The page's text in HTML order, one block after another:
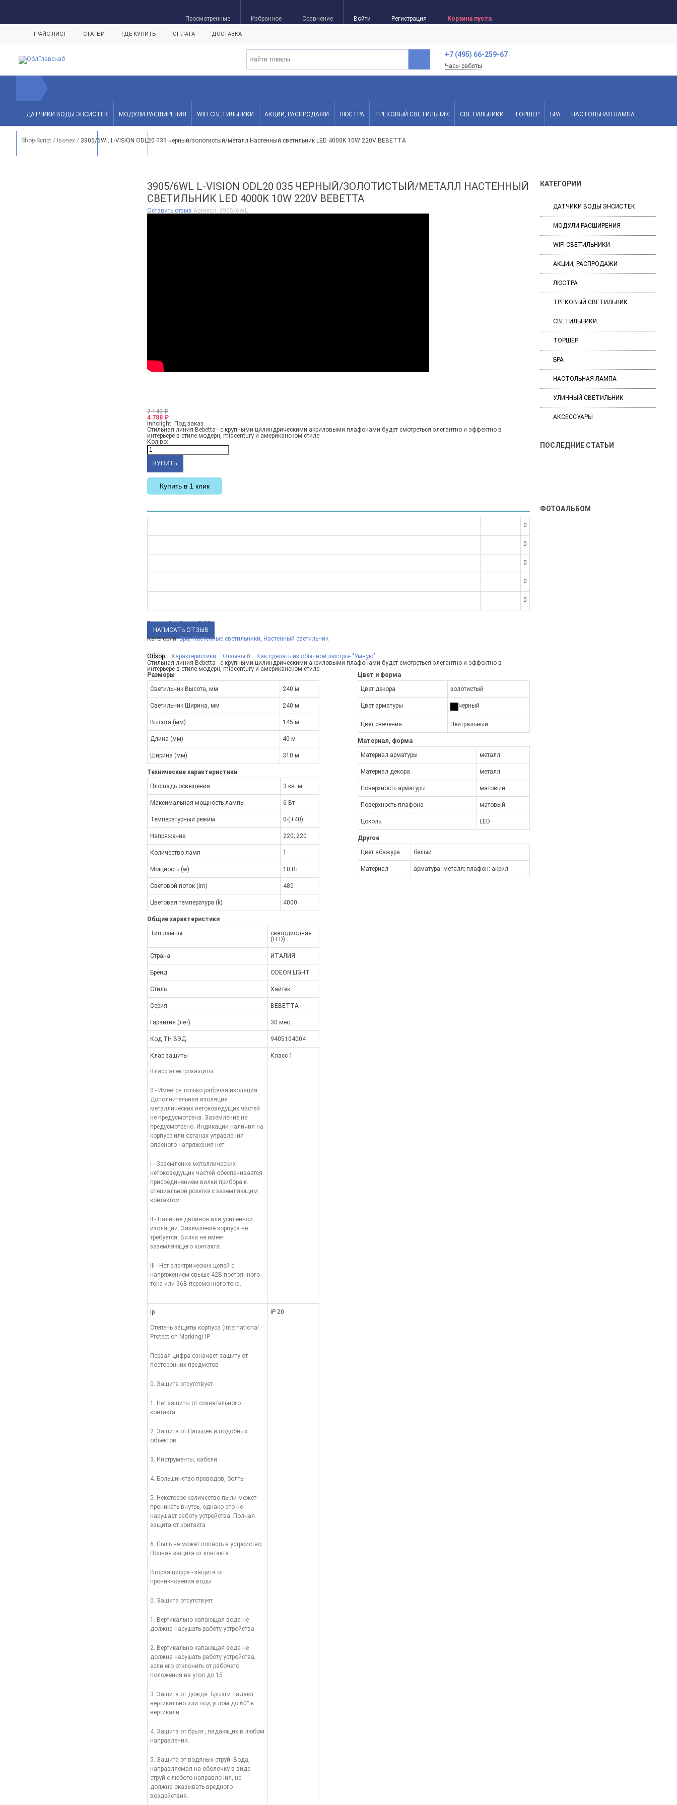
Просмотренные Избранное Сравнение Войти Регистрация Корзина пуста
ПРАЙС ЛИСТ СТАТЬИ ГДЕ КУПИТЬ ОПЛАТА ДОСТАВКА
+7 (495) 66-259-67
Часы работы
ДАТЧИКИ ВОДЫ ЭНСИСТЕК МОДУЛИ РАСШИРЕНИЯ WIFI СВЕТИЛЬНИКИ АКЦИИ, РАСПРОДАЖИ ЛЮСТРА ТРЕКОВЫЙ СВЕТИЛЬНИК СВЕТИЛЬНИКИ ТОРШЕР БРА НАСТОЛЬНАЯ ЛАМПА
УЛИЧНЫЙ СВЕТИЛЬНИК АКСЕССУАРЫ БРЕНДЫ
Shop-Script / Isonex / 3905/6WL L-VISION ODL20 035 черный/золотистый/металл Настенный светильник LED 4000K 10W 220V BEBETTA
КАТЕГОРИИ
ДАТЧИКИ ВОДЫ ЭНСИСТЕК
МОДУЛИ РАСШИРЕНИЯ
WIFI СВЕТИЛЬНИКИ
АКЦИИ, РАСПРОДАЖИ
ЛЮСТРА
ТРЕКОВЫЙ СВЕТИЛЬНИК
СВЕТИЛЬНИКИ
ТОРШЕР
БРА
НАСТОЛЬНАЯ ЛАМПА
УЛИЧНЫЙ СВЕТИЛЬНИК
АКСЕССУАРЫ
ПОСЛЕДНИЕ СТАТЬИ
ФОТОАЛЬБОМ
3905/6WL L-VISION ODL20 035 ЧЕРНЫЙ/ЗОЛОТИСТЫЙ/МЕТАЛЛ НАСТЕННЫЙ
СВЕТИЛЬНИК LED 4000K 10W 220V BEBETTA
Оставить отзыв Артикул: 3905/6WL
7 140₽
4 788 ₽
Innolight: Под заказ
Стильная линия Bebetta - с крупными цилиндрическими акриловыми плафонами будет смотреться элегантно и эффектно в
интерьере в стиле модерн, midcentury и американском стиле.
Кол-во:
Купить в 1 клик
0
0
0
0
0
Средний рейтинг:0.00
НАПИСАТЬ ОТЗЫВ
Категории:Бра,Настенные светильники, Настенный светильник
Обзор Характеристики Отзывы 0
Как сделать из обычной люстры- "Умную"
Стильная линия Bebetta - с крупными цилиндрическими акриловыми плафонами будет смотреться элегантно и эффектно в
интерьере в стиле модерн, midcentury и американском стиле.
Размеры
Светильник Высота, мм
240 м
Светильник Ширина, мм 240 м
Высота (мм) 145 м
Длина (мм) 40 м
Ширина (мм) 310 м
Технические характеристики
Площадь освещения
3 кв. м.
Максимальная мощность лампы 6 Вт
Температурный режим 0-(+40)
Напряжение 220; 220
Количество ламп 1
Мощность (w) 10 Вт
Световой поток (lm) 480
Цветовая температура (k) 4000
Общие характеристики
Тип лампы
светодиодная
(LED)
Страна ИТАЛИЯ
Бренд ODEON LIGHT
Стиль Хайтек
Серия BEBETTA
Гарантия (лет) 30 мес.
Код ТН ВЭД 9405104004
Клас защиты
Класс электрозащиты
0 - Имеется только рабочая изоляция.
Дополнительная изоляция
металлических нетоковедущих частей
не предусмотрена. Заземление не
предусмотрено. Индикации наличия на
корпусе или органах управления
опасного напряжения нет.
I - Заземление металлических
нетоковедущих частей обеспечивается
присоединением вилки прибора к
специальной розетке с заземляющим
контактом.
II - Наличие двойной или усиленной
изоляции. Заземление корпуса не
требуется. Вилка не имеет
заземляющего контакта.
III - Нет электрических цепей с
напряжением свыше 42В постоянного
тока или 36В переменного тока.
Класс 1
Ip
Степень защиты корпуса (International
Protection Marking) IP
Первая цифра означает защиту от
посторонних предметов
0. Защита отсутствует
1. Нет защиты от сознательного
контакта
2. Защита от Пальцев и подобных
объектов
3. Инструменты, кабели
4. Большинство проводов, болты
5. Некоторое количество пыли может
проникать внутрь, однако это не
нарушает работу устройства. Полная
защита от контакта
6. Пыль не может попасть в устройство.
Полная защита от контакта
Вторая цифра - защита от
проникновения воды
0. Защита отсутствует
1. Вертикально капающая вода не
должна нарушать работу устройства
2. Вертикально капающая вода не
должна нарушать работу устройства,
если его отклонить от рабочего
положения на угол до 15
3. Защита от дождя. Брызги падают
вертикально или под углом до 60° к
вертикали.
4. Защита от брызг, падающих в любом
направлении.
5. Защита от водяных струй. Вода,
направляемая на оболочку в виде
струй с любого направления, не
должна оказывать вредного
воздействия.
IP 20
Цвет и форма
Цвет декора
золотистый
Цвет арматуры черный
Цвет свечения Нейтральный
Материал, форма
Материал арматуры
металл
Материал декора металл
Поверхность арматуры матовый
Поверхность плафона матовый
Цоколь LED
Другое
Цвет абажура
белый
Материал арматура: металл; плафон: акрил